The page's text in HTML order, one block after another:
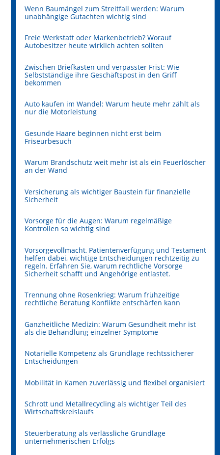
Wenn Baumängel zum Streitfall werden: Warum
unabhängige Gutachten wichtig sind
Freie Werkstatt oder Markenbetrieb? Worauf
Autobesitzer heute wirklich achten sollten
Zwischen Briefkasten und verpasster Frist: Wie
Selbstständige ihre Geschäftspost in den Griff
bekommen
Auto kaufen im Wandel: Warum heute mehr zählt als
nur die Motorleistung
Gesunde Haare beginnen nicht erst beim
Friseurbesuch
Warum Brandschutz weit mehr ist als ein Feuerlöscher
an der Wand
Versicherung als wichtiger Baustein für finanzielle
Sicherheit
Vorsorge für die Augen: Warum regelmäßige
Kontrollen so wichtig sind
Vorsorgevollmacht, Patientenverfügung und Testament
helfen dabei, wichtige Entscheidungen rechtzeitig zu
regeln. Erfahren Sie, warum rechtliche Vorsorge
Sicherheit schafft und Angehörige entlastet.
Trennung ohne Rosenkrieg: Warum frühzeitige
rechtliche Beratung Konflikte entschärfen kann
Ganzheitliche Medizin: Warum Gesundheit mehr ist
als die Behandlung einzelner Symptome
Notarielle Kompetenz als Grundlage rechtssicherer
Entscheidungen
Mobilität in Kamen zuverlässig und flexibel organisiert
Schrott und Metallrecycling als wichtiger Teil des
Wirtschaftskreislaufs
Steuerberatung als verlässliche Grundlage
unternehmerischen Erfolgs